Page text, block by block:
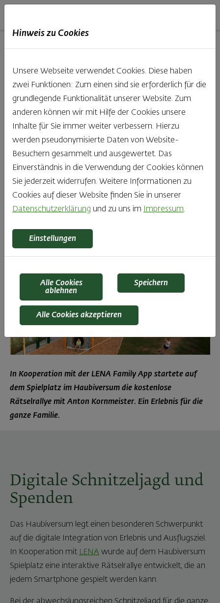
01.07.2019
LENA Family App
– Digitale
Schnitzeljagd für
die ganze Familie
In Kooperation mit der LENA Family App startete auf
dem Spielplatz im Haubiversum die kostenlose
Rätselrallye mit Anton Kornmeister. Ein Erlebnis für die
ganze Familie.
Digitale Schnitzeljagd und
Spenden
Das Haubiversum legt einen besonderen Schwerpunkt
auf die digitale Integration von Erlebnis und Ausflugsziel.
In Kooperation mit LENA wurde auf dem Haubiversum
Spielplatz eine interaktive Rätselrallye entwickelt, die an
jedem Smartphone gespielt werden kann.
Hinweis zu Cookies
Unsere Webseite verwendet Cookies. Diese haben
zwei Funktionen: Zum einen sind sie erforderlich für die
grundlegende Funktionalität unserer Website. Zum
anderen können wir mit Hilfe der Cookies unsere
Inhalte für Sie immer weiter verbessern. Hierzu
werden pseudonymisierte Daten von Website-
Besuchern gesammelt und ausgewertet. Das
Einverständnis in die Verwendung der Cookies können
Sie jederzeit widerrufen. Weitere Informationen zu
Cookies auf dieser Website finden Sie in unserer
Datenschutzerklärung und zu uns im Impressum.
Einstellungen
Alle Cookies
ablehnen
Speichern
Alle Cookies akzeptieren